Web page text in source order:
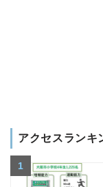
アクセスランキ